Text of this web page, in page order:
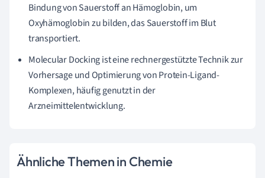
Bindung von Sauerstoff an Hämoglobin, um
Oxyhämoglobin zu bilden, das Sauerstoff im Blut
transportiert.
Molecular Docking ist eine rechnergestützte Technik zur
Vorhersage und Optimierung von Protein-Ligand-
Komplexen, häufig genutzt in der
Arzneimittelentwicklung.
Ähnliche Themen in Chemie